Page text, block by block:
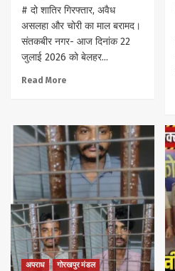
# दो शातिर गिरफ्तार, अवैध
असलहा और चोरी का माल बरामद।
संतकबीर नगर- आज दिनांक 22
जुलाई 2026 को बेलहर...
Read More
अपराध गोरखपुर मंडल